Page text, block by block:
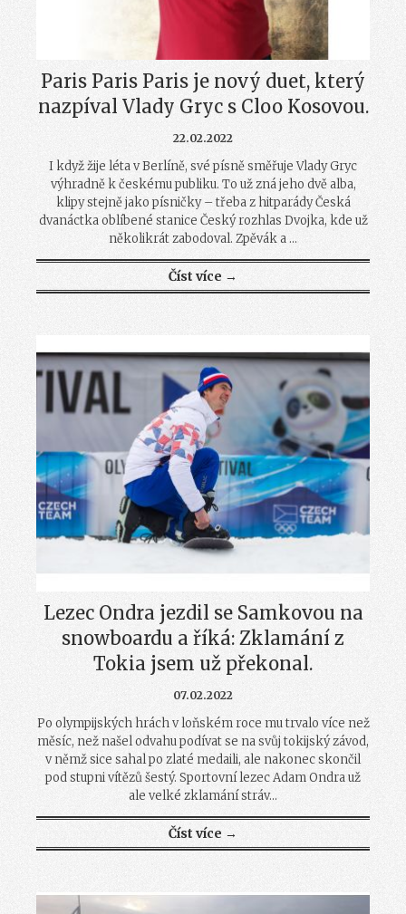
Paris Paris Paris je nový duet, který
nazpíval Vlady Gryc s Cloo Kosovou.
22.02.2022
I když žije léta v Berlíně, své písně směřuje Vlady Gryc
výhradně k českému publiku. To už zná jeho dvě alba,
klipy stejně jako písničky – třeba z hitparády Česká
dvanáctka oblíbené stanice Český rozhlas Dvojka, kde už
několikrát zabodoval. Zpěvák a ...
Číst více →
Lezec Ondra jezdil se Samkovou na
snowboardu a říká: Zklamání z
Tokia jsem už překonal.
07.02.2022
Po olympijských hrách v loňském roce mu trvalo více než
měsíc, než našel odvahu podívat se na svůj tokijský závod,
v němž sice sahal po zlaté medaili, ale nakonec skončil
pod stupni vítězů šestý. Sportovní lezec Adam Ondra už
ale velké zklamání stráv...
Číst více →